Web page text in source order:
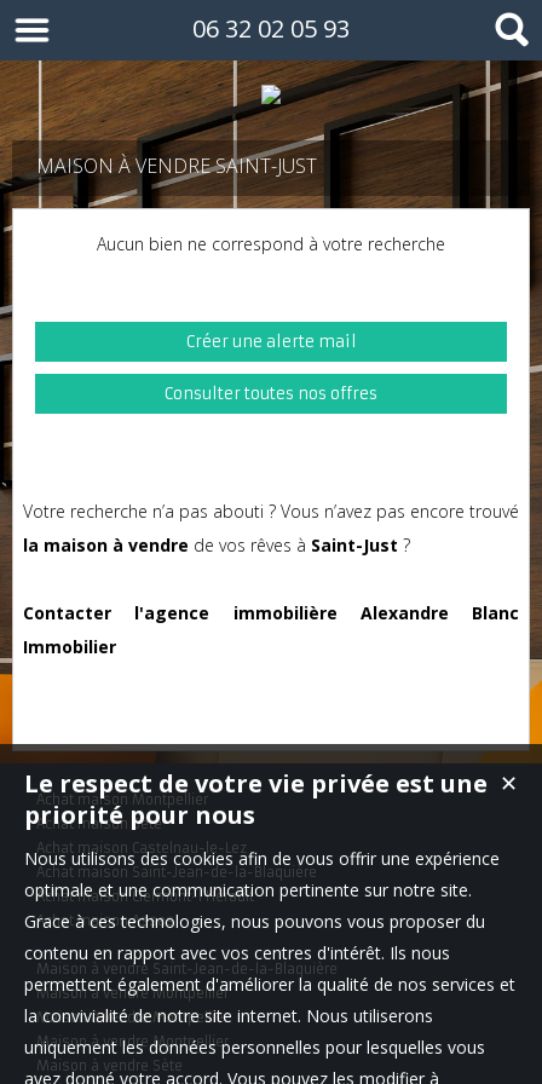
06 32 02 05 93
MAISON À VENDRE SAINT-JUST
Aucun bien ne correspond à votre recherche
Créer une alerte mail
Consulter toutes nos offres
Votre recherche n’a pas abouti ? Vous n’avez pas encore trouvé
la maison à vendre de vos rêves à Saint-Just ?
Contacter l'agence immobilière Alexandre Blanc
Immobilier
Achat maison Montpellier
Achat maison Sète
Achat maison Castelnau-le-Lez
Achat maison Saint-Jean-de-la-Blaquière
Achat maison Clermont-l'Hérault
Achat maison Assas
Maison à vendre Saint-Jean-de-la-Blaquière
Maison à vendre Montpellier
Maison à vendre Montpellier
Maison à vendre Montpellier
Maison à vendre Sète
✕
Le respect de votre vie privée est une
priorité pour nous
Nous utilisons des cookies afin de vous offrir une expérience
optimale et une communication pertinente sur notre site.
Grace à ces technologies, nous pouvons vous proposer du
contenu en rapport avec vos centres d'intérêt. Ils nous
permettent également d'améliorer la qualité de nos services et
la convivialité de notre site internet. Nous utiliserons
uniquement les données personnelles pour lesquelles vous
avez donné votre accord. Vous pouvez les modifier à